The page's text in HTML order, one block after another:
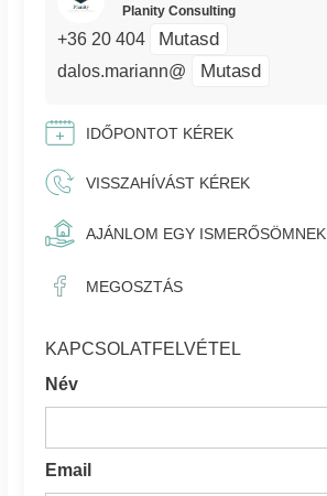
Planity Consulting
+36 20 404 Mutasd
dalos.mariann@ Mutasd
IDŐPONTOT KÉREK
VISSZAHÍVÁST KÉREK
AJÁNLOM EGY ISMERŐSÖMNEK
MEGOSZTÁS
KAPCSOLATFELVÉTEL
Név
Email